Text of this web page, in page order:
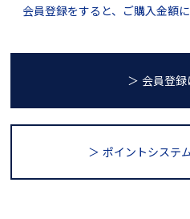
会員登録をすると、ご購入金額
＞ 会員登録
＞ ポイントシステ